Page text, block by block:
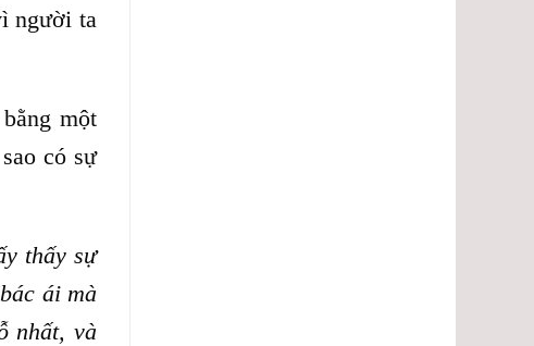
người ta
một
có sự
thấy sự
ái mà
nhất, và